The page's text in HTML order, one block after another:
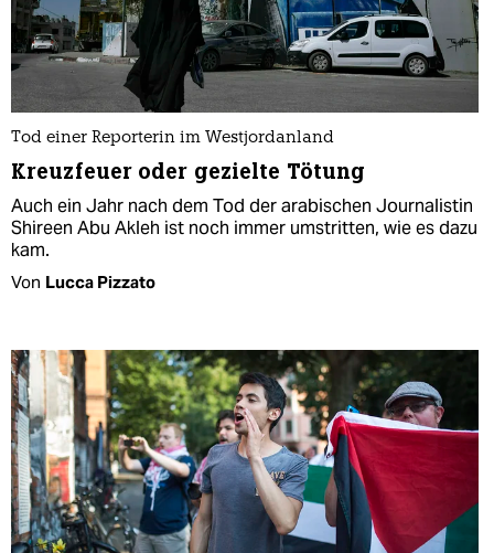
Tod einer Reporterin im Westjordanland
Kreuzfeuer oder gezielte Tötung
Auch ein Jahr nach dem Tod der arabischen Journalistin
Shireen Abu Akleh ist noch immer umstritten, wie es dazu
kam.
Von Lucca Pizzato